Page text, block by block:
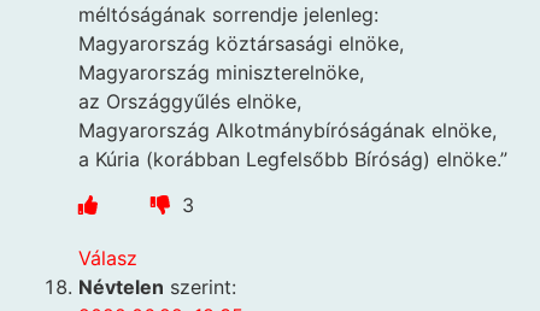
méltóságának sorrendje jelenleg:
Magyarország köztársasági elnöke,
Magyarország miniszterelnöke,
az Országgyűlés elnöke,
Magyarország Alkotmánybíróságának elnöke,
a Kúria (korábban Legfelsőbb Bíróság) elnöke.”
3
Válasz
Névtelen szerint: